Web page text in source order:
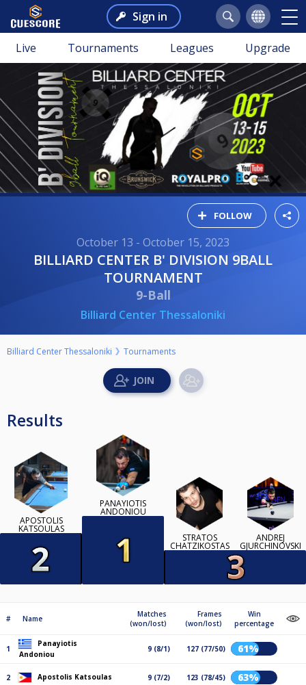
Sign in
Live Tournaments Leagues Upgrade
FOLLOW
October 13 - October 15, 2023
BILLIARD CENTER B' DIVISION 9BALL
TOURNAMENT
9-Ball
Billiard Center Thessaloniki
Billiard Center Thessaloniki Tournaments
Results
APOSTOLIS
KATSOULAS
PANAYIOTIS
ANDONIOU
STRATOS
CHATZIKOSTAS
ANDREJ
GJURCHINOVSKI
# Name
Matches
(won/lost)
Frames
(won/lost)
Win
percentage
1
Panayiotis
Andoniou
9 (8/1) 127 (77/50) 61%
2 Apostolis Katsoulas 9 (7/2) 123 (78/45) 63%